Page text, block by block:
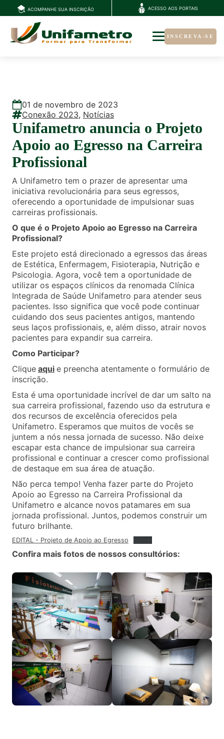
ACOMPANHE SUA INSCRIÇÃO ACESSO AOS PORTAIS
INSCREVA-SE
01 de novembro de 2023
Conexão 2023, Notícias
Unifametro anuncia o Projeto
Apoio ao Egresso na Carreira
Profissional
A Unifametro tem o prazer de apresentar uma
iniciativa revolucionária para seus egressos,
oferecendo a oportunidade de impulsionar suas
carreiras profissionais.
O que é o Projeto Apoio ao Egresso na Carreira
Profissional?
Este projeto está direcionado a egressos das áreas
de Estética, Enfermagem, Fisioterapia, Nutrição e
Psicologia. Agora, você tem a oportunidade de
utilizar os espaços clínicos da renomada Clínica
Integrada de Saúde Unifametro para atender seus
pacientes. Isso significa que você pode continuar
cuidando dos seus pacientes antigos, mantendo
seus laços profissionais, e, além disso, atrair novos
pacientes para expandir sua carreira.
Como Participar?
Clique aqui e preencha atentamente o formulário de
inscrição.
Esta é uma oportunidade incrível de dar um salto na
sua carreira profissional, fazendo uso da estrutura e
dos recursos de excelência oferecidos pela
Unifametro. Esperamos que muitos de vocês se
juntem a nós nessa jornada de sucesso. Não deixe
escapar esta chance de impulsionar sua carreira
profissional e continuar a crescer como profissional
de destaque em sua área de atuação.
Não perca tempo! Venha fazer parte do Projeto
Apoio ao Egresso na Carreira Profissional da
Unifametro e alcance novos patamares em sua
jornada profissional. Juntos, podemos construir um
futuro brilhante.
EDITAL - Projeto de Apoio ao Egresso
Confira mais fotos de nossos consultórios: